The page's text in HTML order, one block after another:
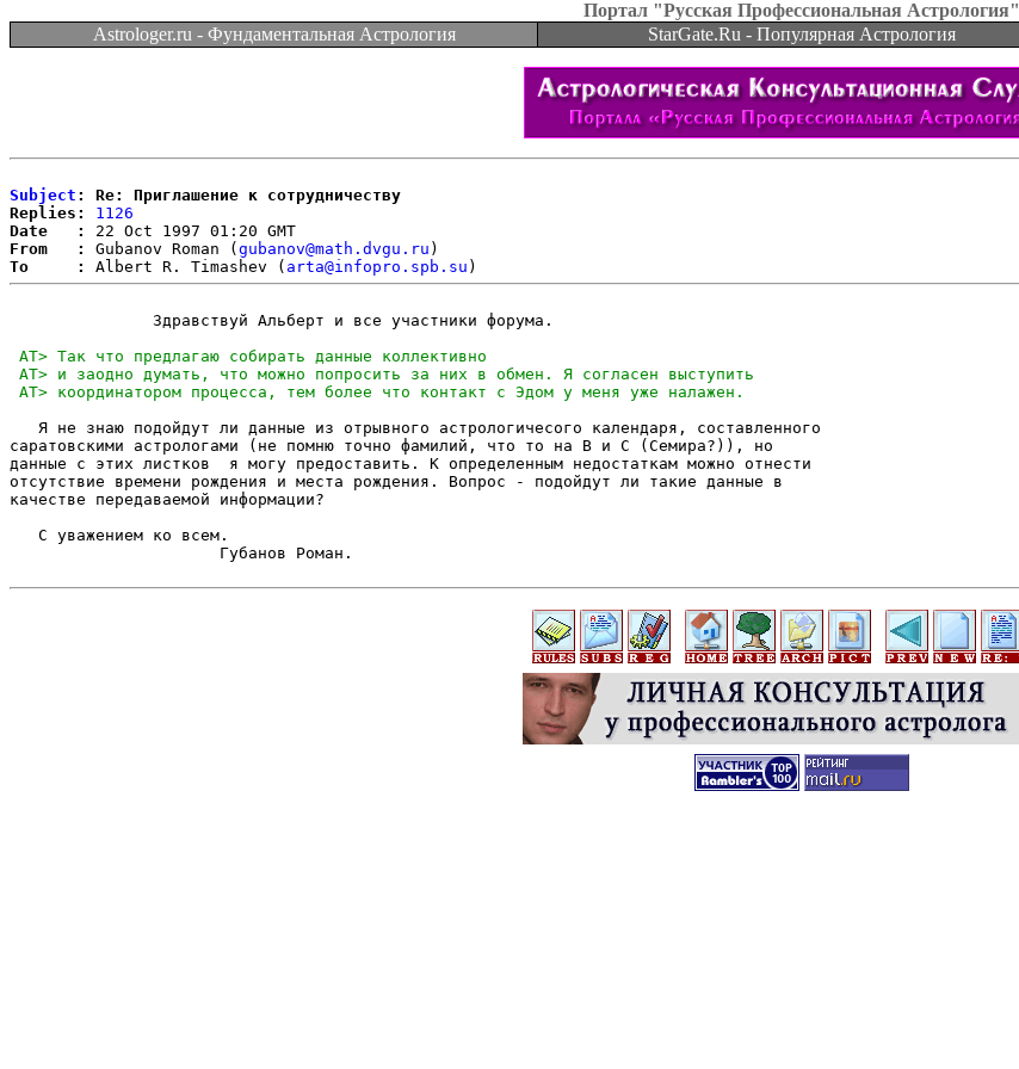
Портал "Русская Профессиональная Астрология"
Astrologer.ru - Фундаментальная Астрология
StarGate.Ru - Популярная Астрология
Subject : Re: Приглашение к сотрудничеству
Replies:
1126
Date   :
From   :
Gubanov Roman (gubanov@math.dvgu.ru
To     :
Albert R. Timashev ( arta@infopro.spb.su
               Здравствуй Альберт и все участники форума.
   Я не знаю подойдут ли данные из отрывного астрологичесого календаря, составленного
саратовскими астрологами (не помню точно фамилий, что то на В и С (Семира?)), но
данные с этих листков  я могу предоставить. К определенным недостаткам можно отнести
отсутствие времени рождения и места рождения. Вопрос - подойдут ли такие данные в
качестве передаваемой информации?
   С уважением ко всем.
                      Губанов Роман.